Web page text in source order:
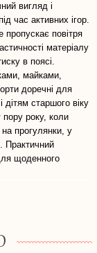
вигляд і
час активних ігор.
пропускає повітря
матеріалу
в поясі.
майками,
доречні для
дітям старшого віку
року, коли
прогулянки, у
Практичний
щоденного